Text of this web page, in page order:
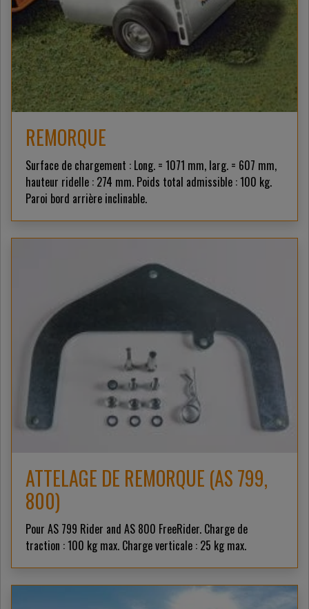
REMORQUE
Surface de chargement : Long. = 1071 mm, larg. = 607 mm,
hauteur ridelle : 274 mm. Poids total admissible : 100 kg.
Paroi bord arrière inclinable.
ATTELAGE DE REMORQUE (AS 799,
800)
Pour AS 799 Rider and AS 800 FreeRider. Charge de
traction : 100 kg max. Charge verticale : 25 kg max.